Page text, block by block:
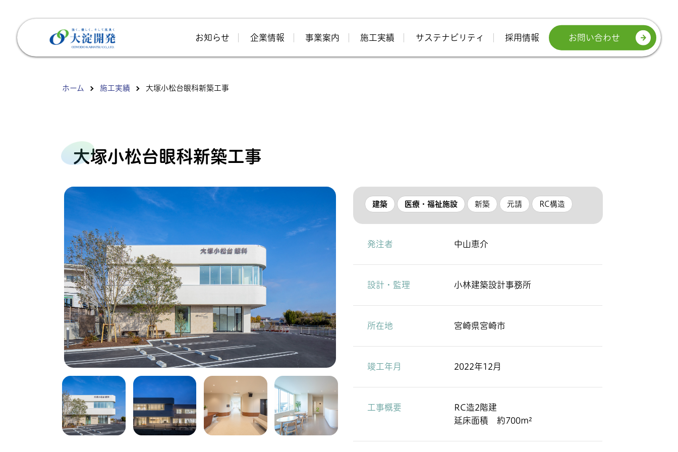
お知らせ 企業情報 事業案内 施工実績 サステナビリティ 採用情報 お問い合わせ
ホーム 施工実績 大塚小松台眼科新築工事
大塚小松台眼科新築工事
建築 医療・福祉施設 新築 元請 RC構造
発注者 中山恵介
設計・監理 小林建築設計事務所
所在地 宮崎県宮崎市
竣工年月 2022年12月
工事概要
RC造2階建
延床面積 約700m²